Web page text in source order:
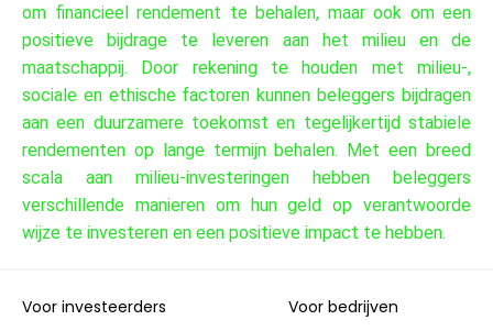
om financieel rendement te behalen, maar ook om een
positieve bijdrage te leveren aan het milieu en de
maatschappij. Door rekening te houden met milieu-,
sociale en ethische factoren kunnen beleggers bijdragen
aan een duurzamere toekomst en tegelijkertijd stabiele
rendementen op lange termijn behalen. Met een breed
scala aan milieu-investeringen hebben beleggers
verschillende manieren om hun geld op verantwoorde
wijze te investeren en een positieve impact te hebben.
Voor investeerders Voor bedrijven